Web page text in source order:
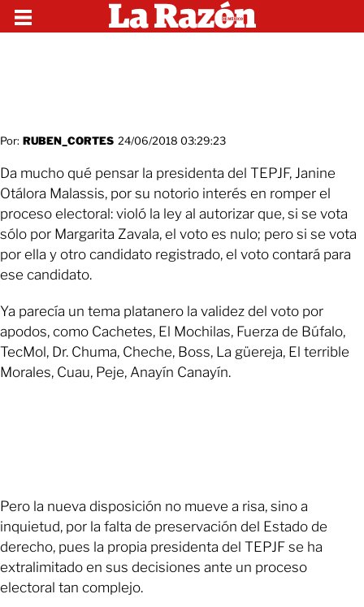
Por: RUBEN_CORTES 24/06/2018 03:29:23
Da mucho qué pensar la presidenta del TEPJF, Janine
Otálora Malassis, por su notorio interés en romper el
proceso electoral: violó la ley al autorizar que, si se vota
sólo por Margarita Zavala, el voto es nulo; pero si se vota
por ella y otro candidato registrado, el voto contará para
ese candidato.
Ya parecía un tema platanero la validez del voto por
apodos, como Cachetes, El Mochilas, Fuerza de Búfalo,
TecMol, Dr. Chuma, Cheche, Boss, La güereja, El terrible
Morales, Cuau, Peje, Anayín Canayín.
Pero la nueva disposición no mueve a risa, sino a
inquietud, por la falta de preservación del Estado de
derecho, pues la propia presidenta del TEPJF se ha
extralimitado en sus decisiones ante un proceso
electoral tan complejo.